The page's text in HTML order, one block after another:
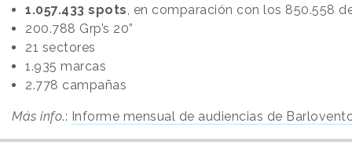
1.057.433 spots, en comparación con los 850.558
200.788 Grp’s 20”
21 sectores
1.935 marcas
2.778 campañas
Más info.: Informe mensual de audiencias de